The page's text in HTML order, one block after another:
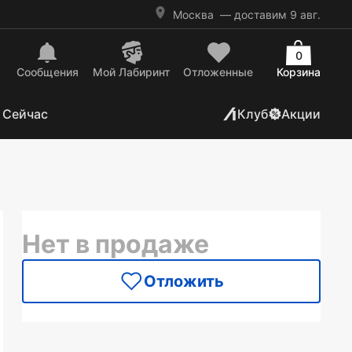
Москва — доставим 9 авг.
Сообщения Mой Лабиринт Отложенные Корзина
0
Клуб Акции
Нет в продаже
Отложить